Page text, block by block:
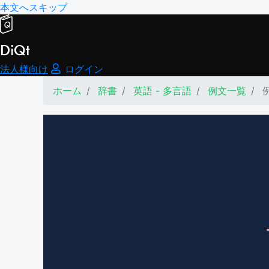
本文へスキップ
DiQt
法人様向け
ログイン
ホーム
辞書 英語 - 多言語 例文一覧